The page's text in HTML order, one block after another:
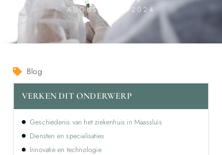
AUGUSTUS 7, 2024
Blog
VERKEN DIT ONDERWERP
Geschiedenis van het ziekenhuis in Maassluis
Diensten en specialisaties
Innovatie en technologie